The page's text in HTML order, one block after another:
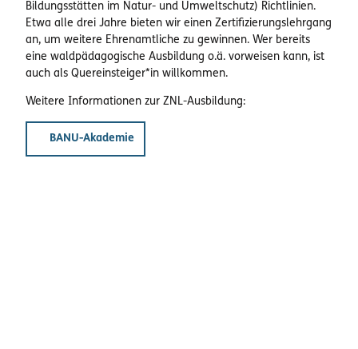
Bildungsstätten im Natur- und Umweltschutz) Richtlinien.
Etwa alle drei Jahre bieten wir einen Zertifizierungslehrgang
an, um weitere Ehrenamtliche zu gewinnen. Wer bereits
eine waldpädagogische Ausbildung o.ä. vorweisen kann, ist
auch als Quereinsteiger*in willkommen.
Weitere Informationen zur ZNL-Ausbildung:
BANU-Akademie